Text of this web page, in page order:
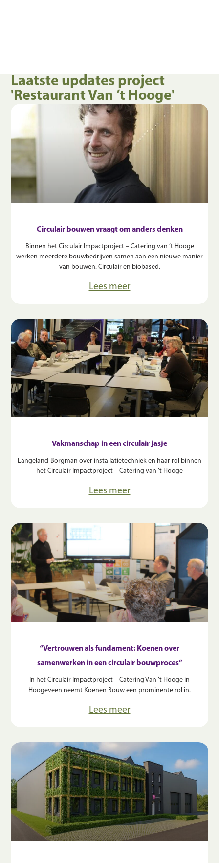
Laatste updates project
'Restaurant Van ’t Hooge'
Circulair bouwen vraagt om anders denken
Binnen het Circulair Impactproject – Catering van ’t Hooge
werken meerdere bouwbedrijven samen aan een nieuwe manier
van bouwen. Circulair en biobased.
Lees meer
Vakmanschap in een circulair jasje
Langeland-Borgman over installatietechniek en haar rol binnen
het Circulair Impactproject – Catering van ’t Hooge
Lees meer
“Vertrouwen als fundament: Koenen over
samenwerken in een circulair bouwproces”
In het Circulair Impactproject – Catering Van ’t Hooge in
Hoogeveen neemt Koenen Bouw een prominente rol in.
Lees meer